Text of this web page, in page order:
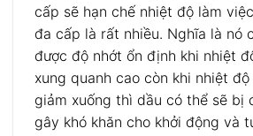
cấp sẽ hạn chế nhiệt độ làm
đa cấp là rất nhiều. Nghĩa là nó
được độ nhớt ổn định khi nhiệt
xung quanh cao còn khi nhiệt
giảm xuống thì dầu có thể sẽ bị
gây khó khăn cho khởi động và